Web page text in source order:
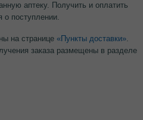
аптеку. Получить и оплатить
о поступлении.
на странице «Пункты доставки»
заказа размещены в разделе